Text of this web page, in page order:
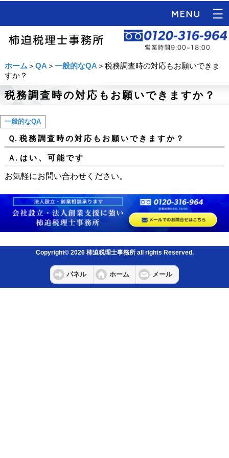
ホーム ＞ QA ＞ 一般的なQA ＞税務調査時の対応もお願いできま
すか？
税務調査時の対応もお願いできますか？
一般的なQA
Ｑ. 税務調査時の対応もお願いできますか？
Ａ. はい、可能です
お気軽にお問い合わせください。
Copyright© 2026 柿迫税理士事務所 all rights Reserved.
パネル ホーム メール